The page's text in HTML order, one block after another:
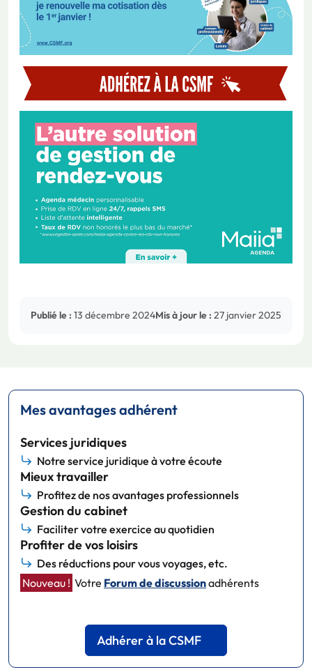
Publié le : 13 décembre 2024Mis à jour le : 27 janvier 2025
Mes avantages adhérent
Services juridiques
Notre service juridique à votre écoute
Mieux travailler
Profitez de nos avantages professionnels
Gestion du cabinet
Faciliter votre exercice au quotidien
Profiter de vos loisirs
Des réductions pour vous voyages, etc.
Nouveau ! Votre Forum de discussionadhérents
Adhérer à la CSMF